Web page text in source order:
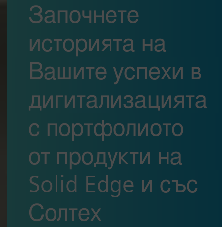
Започнете
историята на
Вашите успехи в
дигитализацията
с портфолиото
от продукти на
Solid Edge и със
Солтех